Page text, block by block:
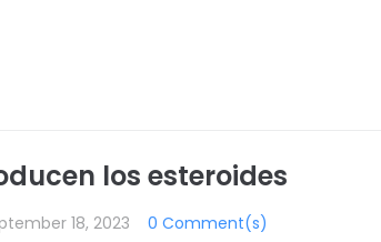
los esteroides
18, 2023 0 Comment(s)